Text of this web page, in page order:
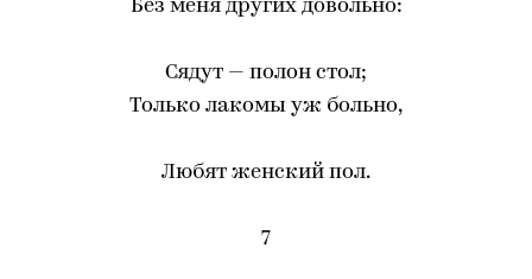
Без меня других довольно:
Сядут — полон стол;
Только лакомы уж больно,
Любят женский пол.
7